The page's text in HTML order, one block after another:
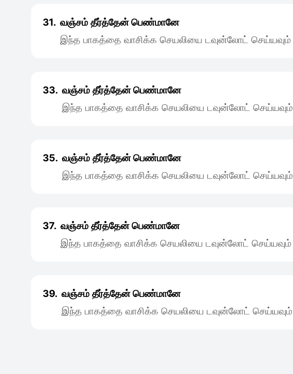
31. வஞ்சம் தீர்த்தேன் பெண்மானே
இந்த பாகத்தை வாசிக்க செயலியை டவுன்லோட் செய்யவும்
33. வஞ்சம் தீர்த்தேன் பெண்மானே
இந்த பாகத்தை வாசிக்க செயலியை டவுன்லோட் செய்யவும்
35. வஞ்சம் தீர்த்தேன் பெண்மானே
இந்த பாகத்தை வாசிக்க செயலியை டவுன்லோட் செய்யவும்
37. வஞ்சம் தீர்த்தேன் பெண்மானே
இந்த பாகத்தை வாசிக்க செயலியை டவுன்லோட் செய்யவும்
39. வஞ்சம் தீர்த்தேன் பெண்மானே
இந்த பாகத்தை வாசிக்க செயலியை டவுன்லோட் செய்யவும்